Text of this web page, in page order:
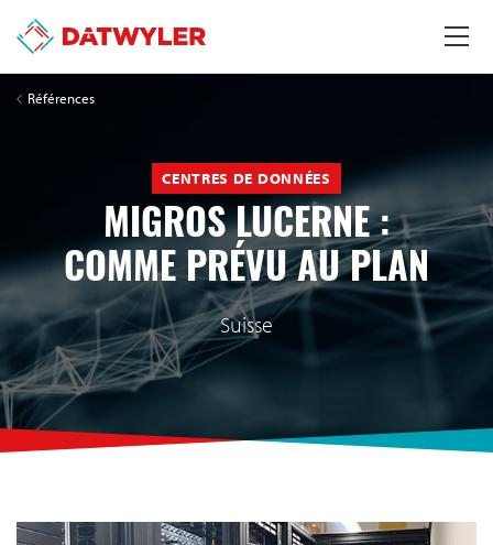
Références
CENTRES DE DONNÉES
MIGROS LUCERNE :
COMME PRÉVU AU PLAN
Suisse